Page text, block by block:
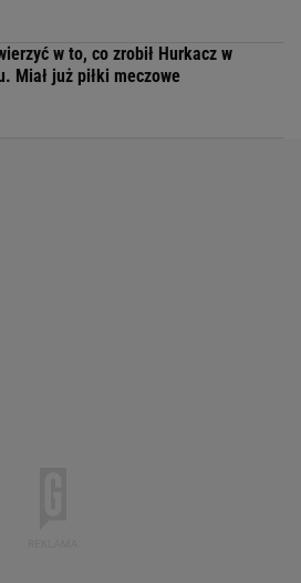
w to, co zrobił Hurkacz w
Miał już piłki meczowe